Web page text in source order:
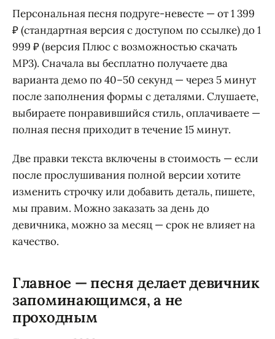
Персональная песня подруге-невесте — от 1 399
₽ (стандартная версия с доступом по ссылке) до 1
999 ₽ (версия Плюс с возможностью скачать
MP3). Сначала вы бесплатно получаете два
варианта демо по 40–50 секунд — через 5 минут
после заполнения формы с деталями. Слушаете,
выбираете понравившийся стиль, оплачиваете —
полная песня приходит в течение 15 минут.
Две правки текста включены в стоимость — если
после прослушивания полной версии хотите
изменить строчку или добавить деталь, пишете,
мы правим. Можно заказать за день до
девичника, можно за месяц — срок не влияет на
качество.
Главное — песня делает девичник
запоминающимся, а не
проходным